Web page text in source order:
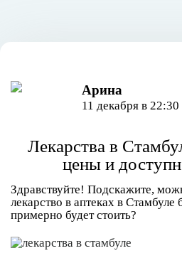
Арина
11 декабря в 22:30
Лекарства в
цены и
Здравствуйте! Подскажите,
лекарство в аптеках в Стамбуле
примерно будет стоить?